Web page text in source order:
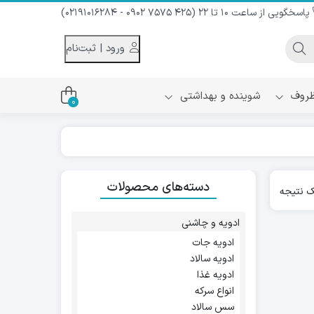
پاسخگویی از ساعت 10 تا 22 (425 7575 0902 - 02191016284)
سرد
شوینده و بهداشتی 0
نتیجه دسته‌های محصولات
ادویه و چاشنی
ادویه جات
ادویه سالاد
ادویه غذا
انواع سرکه
سس سالاد